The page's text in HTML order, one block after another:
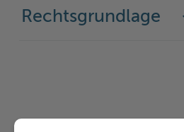
Rechtsgrundlage